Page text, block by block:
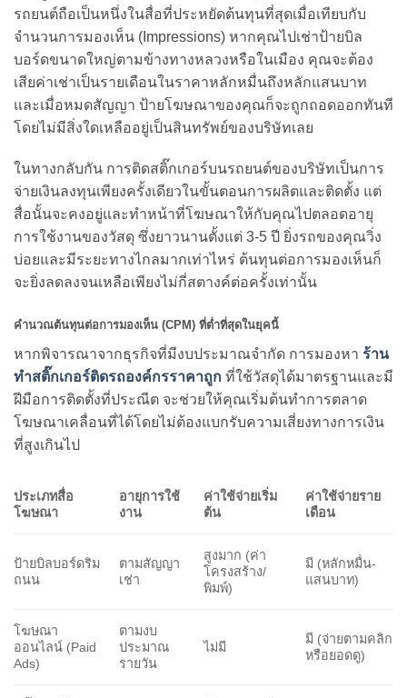
รถยนต์ถือเป็นหนึ่งในสื่อที่ประหยัดต้นทุนที่สุดเมื่อเทียบกับ
จำนวนการมองเห็น (Impressions) หากคุณไปเช่าป้ายบิล
บอร์ดขนาดใหญ่ตามข้างทางหลวงหรือในเมือง คุณจะต้อง
เสียค่าเช่าเป็นรายเดือนในราคาหลักหมื่นถึงหลักแสนบาท
และเมื่อหมดสัญญา ป้ายโฆษณาของคุณก็จะถูกถอดออกทันที
โดยไม่มีสิ่งใดเหลืออยู่เป็นสินทรัพย์ของบริษัทเลย
ในทางกลับกัน การติดสติ๊กเกอร์บนรถยนต์ของบริษัทเป็นการ
จ่ายเงินลงทุนเพียงครั้งเดียวในขั้นตอนการผลิตและติดตั้ง แต่
สื่อนั้นจะคงอยู่และทำหน้าที่โฆษณาให้กับคุณไปตลอดอายุ
การใช้งานของวัสดุ ซึ่งยาวนานตั้งแต่ 3-5 ปี ยิ่งรถของคุณวิ่ง
บ่อยและมีระยะทางไกลมากเท่าไหร่ ต้นทุนต่อการมองเห็นก็
จะยิ่งลดลงจนเหลือเพียงไม่กี่สตางค์ต่อครั้งเท่านั้น
คำนวณต้นทุนต่อการมองเห็น (CPM) ที่ต่ำที่สุดในยุคนี้
หากพิจารณาจากธุรกิจที่มีงบประมาณจำกัด การมองหา ร้าน
ทำสติ๊กเกอร์ติดรถองค์กรราคาถูก ที่ใช้วัสดุได้มาตรฐานและมี
ฝีมือการติดตั้งที่ประณีต จะช่วยให้คุณเริ่มต้นทำการตลาด
โฆษณาเคลื่อนที่ได้โดยไม่ต้องแบกรับความเสี่ยงทางการเงิน
ที่สูงเกินไป
ประเภทสื่อ
โฆษณา
อายุการใช้
งาน
ค่าใช้จ่ายเริ่ม
ต้น
ค่าใช้จ่ายราย
เดือน
ป้ายบิลบอร์ดริม
ถนน
ตามสัญญา
เช่า
สูงมาก (ค่า
โครงสร้าง/
พิมพ์)
มี (หลักหมื่น-
แสนบาท)
โฆษณา
ออนไลน์ (Paid
Ads)
ตามงบ
ประมาณ
รายวัน
ไม่มี
มี (จ่ายตามคลิก
หรือยอดดู)